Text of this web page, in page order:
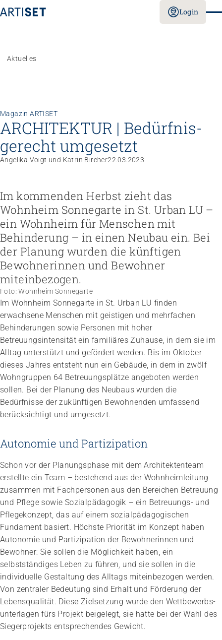
Login
Personal rekrutieren und führen
Betrieb führen und Recht umsetzen
Sicherheit gewährleisten
Finanzierung regeln
Angebote bewerben
Angebote entwickeln
Nachhaltigkeit fördern
Einkauf organisieren
Berufliche Inklusion fördern
Mit Angehörigen arbeiten
Lebensende gestalten
Übergänge gestalten
Empowerment stärken
Gesundheitsfragen angehen
Integrität schützen
Bei Demenz begleiten
Psychische Gesundheit fördern
Höhere Fachschule Sozialpädagogik
Höhere Fachschule Kindheitspädagogik
Höhere Fachschule Gemeindeanimation
Praxispartner werden
Praxispartner finden
Sozial- und Selbstkompetenz
Führung und Management
Kindheits- und Sozialpädagogik
Pflege und Betreuung
Gastronomie und Hauswirtschaft
Weiterbildungen in Ihrer Institution
Laufbahnberatung
Föderation
Arbeiten bei ARTISET
Mitgliedschaft
Vision, Mission, Werte
Politik und Positionen
Zusammenarbeit
Projekte
Aktuelles
Magazin ARTISET
ARCHITEKTUR | Bedürfnis­
gerecht umgesetzt
Angelika Voigt und Katrin Bircher22.03.2023
Im kommenden Herbst zieht das
Wohnheim Sonnegarte in St. Urban LU –
ein Wohnheim für Menschen mit
Behinderung – in einen Neubau ein. Bei
der Planung wurden die künftigen
Bewohnerinnen und Bewohner
miteinbezogen.
Foto: Wohnheim Sonnegarte
Im Wohnheim Sonnegarte in St. ­Urban LU finden
erwachsene Menschen mit geistigen und mehrfachen
Behinderungen sowie Personen mit hoher
Betreuungsintensität ein familiäres Zuhause, in dem sie im
Alltag unterstützt und gefördert werden. Bis im Oktober
dieses Jahres entsteht nun ein Gebäude, in dem in zwölf
Wohngruppen 64 Betreuungsplätze angeboten werden
sollen. Bei der Planung des Neubaus wurden die
Bedürfnisse der zukünftigen Bewohnenden umfassend
berücksichtigt und umgesetzt.
Autonomie und Partizipation
Schon vor der Planungsphase mit dem Architektenteam
erstellte ein Team – bestehend aus der Wohnheimleitung
zusammen mit Fachpersonen aus den Bereichen Betreuung
und Pflege sowie Sozialpädagogik – ein Betreuungs- und
Pflegekonzept, das auf einem sozial­pädagogischen
Fundament basiert. Höchste Priorität im Konzept haben
Autonomie und Partizipation der Bewohnerinnen und
Bewohner: Sie ­sollen die Möglichkeit haben, ein
selbstständiges Leben zu führen, und sie sollen in die
individuelle Gestaltung des Alltags miteinbezogen werden.
Von zentraler Bedeutung sind Erhalt und Förderung der
Lebensqualität. Diese Zielsetzung wurde den Wettbewerbs­
unterlagen fürs Projekt beigelegt, sie hatte bei der Wahl des
Siegerprojekts entsprechendes Gewicht.